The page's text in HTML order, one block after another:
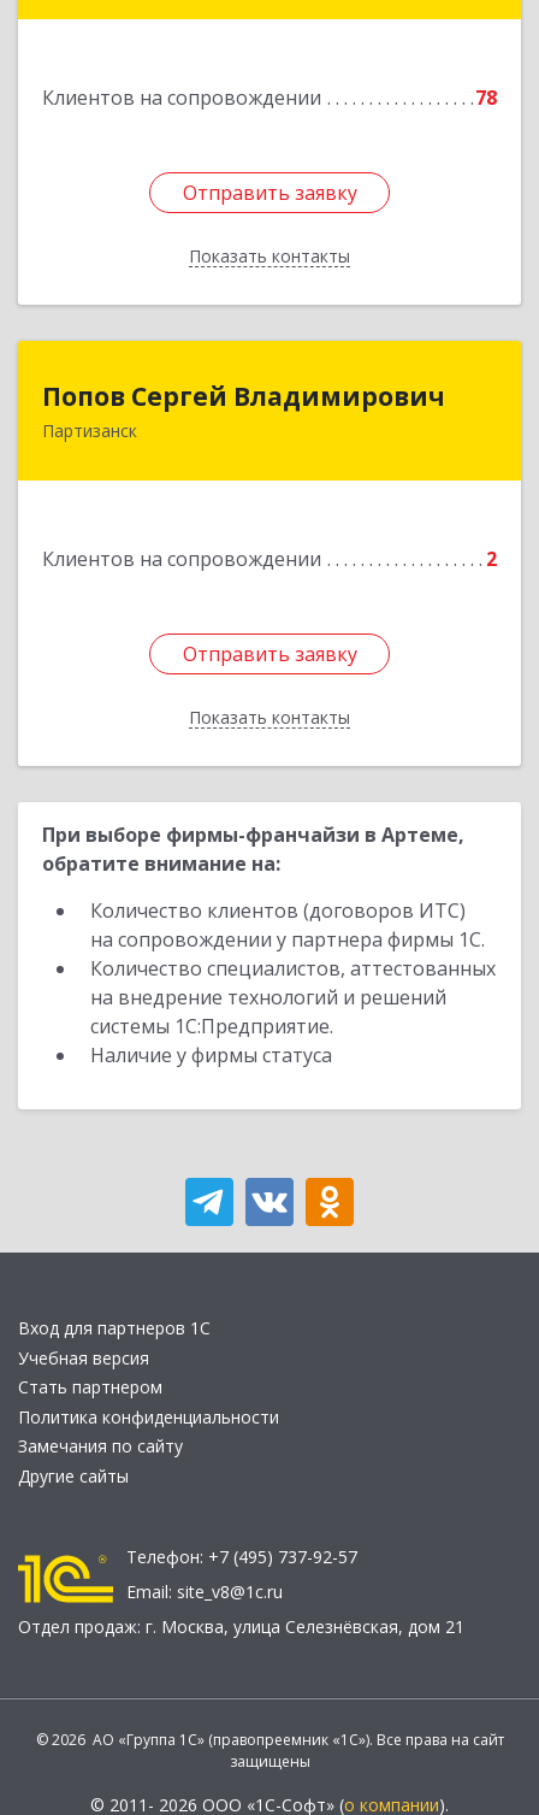
Клиентов на сопровождении 78
Отправить заявку
Показать контакты
Отправить заявку
Назад
Попов Сергей Владимирович
Партизанск
Клиентов на сопровождении 2
Отправить заявку
Показать контакты
Попов Сергей Владимирович
692922, Приморский край, г. Находка, ул.
Отправить заявку
Назад
При выборе фирмы-франчайзи в Артеме,
обратите внимание на:
Количество клиентов (договоров ИТС)
на сопровождении у партнера фирмы 1С.
Количество специалистов, аттестованных
на внедрение технологий и решений
системы 1С:Предприятие.
Наличие у фирмы статуса
Вход для партнеров 1С
Учебная версия
Стать партнером
Политика конфиденциальности
Замечания по сайту
Другие сайты
Телефон: +7 (495) 737-92-57
Email: site_v8@1c.ru
Отдел продаж: г. Москва, улица Селезнёвская, дом 21
© 2026 АО «Группа 1С» (правопреемник «1С»). Все права на сайт
защищены
© 2011- 2026 ООО «1С-Софт» (о компании).